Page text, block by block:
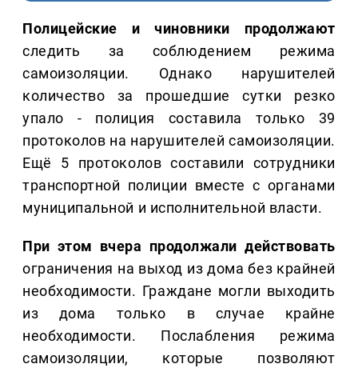
Полицейские и чиновники продолжают
следить за соблюдением режима
самоизоляции. Однако нарушителей
количество за прошедшие сутки резко
упало - полиция составила только 39
протоколов на нарушителей самоизоляции.
Ещё 5 протоколов составили сотрудники
транспортной полиции вместе с органами
муниципальной и исполнительной власти.
При этом вчера продолжали действовать
ограничения на выход из дома без крайней
необходимости. Граждане могли выходить
из дома только в случае крайне
необходимости. Послабления режима
самоизоляции, которые позволяют